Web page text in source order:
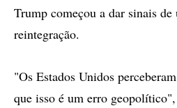
Trump começou a dar sinais de
reintegração.
"Os Estados Unidos
que isso é um erro